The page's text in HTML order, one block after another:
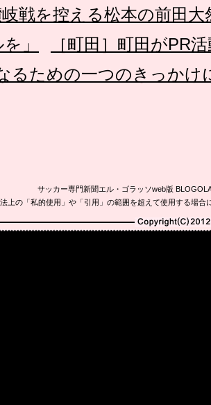
岐戦を控える松本の前田
」
［町田］町田がPR
るための一つのきっかけ
サッカー専門新聞エル・ゴラッソweb版
上の「私的使用」や「引用」の範囲を超えて使用する場
Copyright(C)2010-